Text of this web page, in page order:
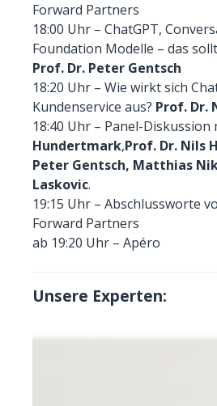
Forward Partners
18:00 Uhr – ChatGPT,
Foundation Modelle – das
Prof. Dr. Peter Gentsch
18:20 Uhr – Wie wirkt sich
Kundenservice aus? Prof. Dr.
18:40 Uhr – Panel-Diskussion
Hundertmark,Prof. Dr. Nils
Peter Gentsch, Matthias
Laskovic.
19:15 Uhr – Abschlussworte
Forward Partners
ab 19:20 Uhr – Apéro
Unsere Experten: